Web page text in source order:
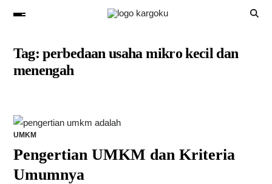
Tag:perbedaan usaha mikro kecil dan
menengah
UMKM
Pengertian UMKM dan Kriteria
Umumnya